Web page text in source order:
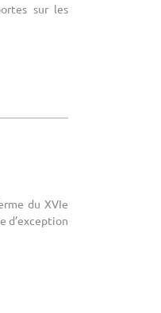
sur les
du XVIe
d’exception